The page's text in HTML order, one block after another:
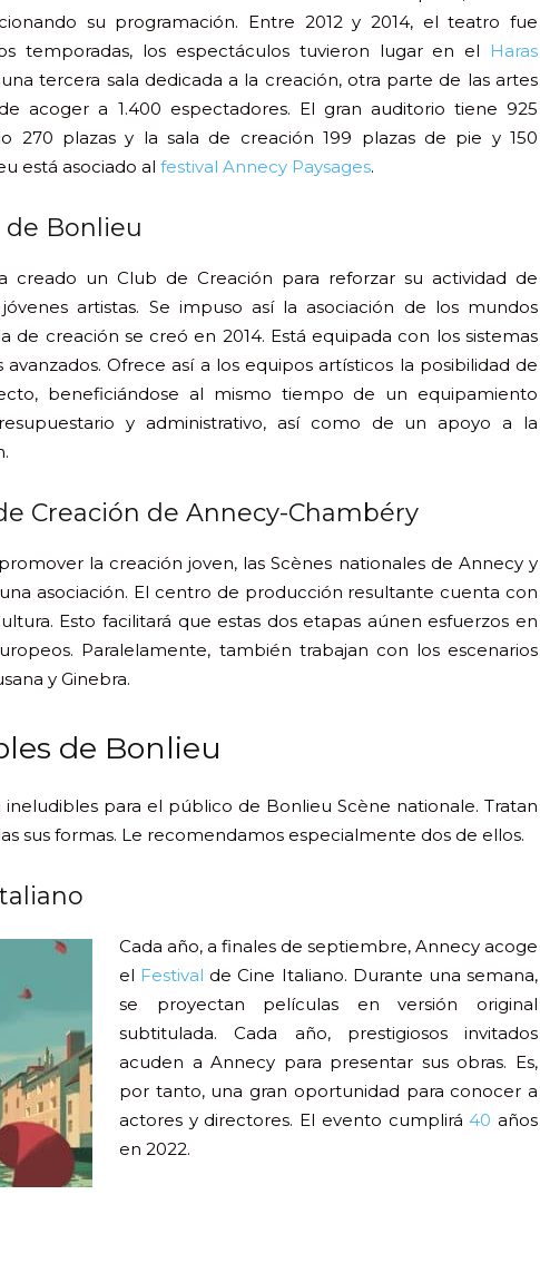
su programación. Entre 2012 y 2014, el teatro fue
temporadas, los espectáculos tuvieron lugar en el
Haras
tercera sala dedicada a la creación, otra parte de las artes
acoger a 1.400 espectadores. El gran auditorio tiene 925
270 plazas y la sala de creación 199 plazas de pie y 150
está asociado al festival Annecy Paysages.
de Bonlieu
creado un Club de Creación para reforzar su actividad de
artistas. Se impuso así la asociación de los mundos
de creación se creó en 2014. Está equipada con los sistemas
Ofrece así a los equipos artísticos la posibilidad de
beneficiándose al mismo tiempo de un equipamiento
y administrativo, así como de un apoyo a la
Creación de Annecy-Chambéry
la creación joven, las Scènes nationales de Annecy y
asociación. El centro de producción resultante cuenta con
Esto facilitará que estas dos etapas aúnen esfuerzos en
Paralelamente, también trabajan con los escenarios
y Ginebra.
de Bonlieu
para el público de Bonlieu Scène nationale. Tratan
sus formas. Le recomendamos especialmente dos de ellos.
Cada año, a finales de septiembre, Annecy acoge
el Festival de Cine Italiano. Durante una semana,
se proyectan películas en versión original
subtitulada. Cada año, prestigiosos invitados
acuden a Annecy para presentar sus obras. Es,
por tanto, una gran oportunidad para conocer a
actores y directores. El evento cumplirá 40 años
en 2022.